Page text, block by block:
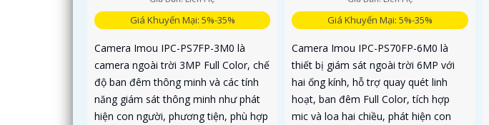
Giá Khuyến Mại: 5%-35%
Camera Imou IPC-PS7FP-3M0 là
camera ngoài trời 3MP Full Color, chế
độ ban đêm thông minh và các tính
năng giám sát thông minh như phát
hiện con người, phương tiện, phù hợp
Giá Khuyến Mại: 5%-35%
Camera Imou IPC-PS70FP-6M0 là
thiết bị giám sát ngoài trời 6MP với
hai ống kính, hỗ trợ quay quét linh
hoạt, ban đêm Full Color, tích hợp
mic và loa hai chiều, phát hiện con